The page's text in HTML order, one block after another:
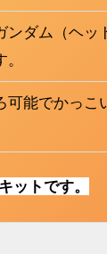
ダム（ヘッ
能でかっこ
ットです。